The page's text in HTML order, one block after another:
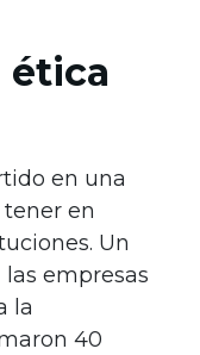
ética
en una
en
Un
empresas
la
40